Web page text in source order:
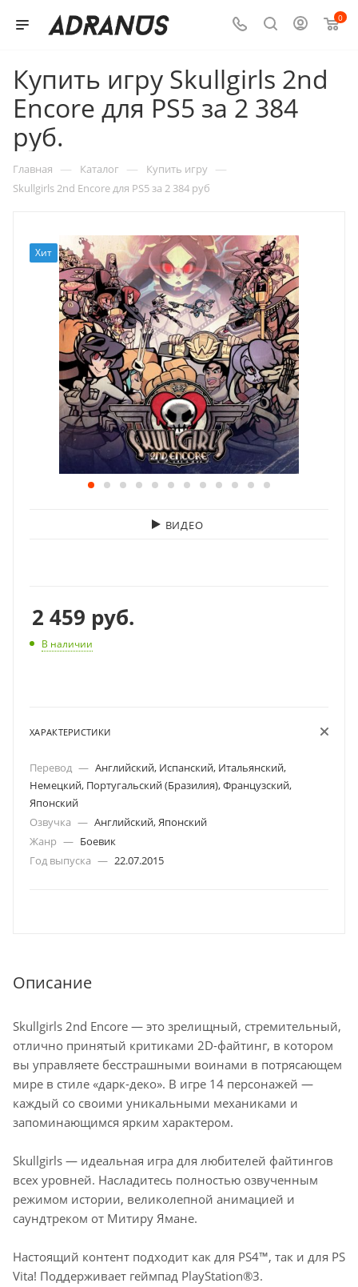
0
Купить игру Skullgirls 2nd
Encore для PS5 за 2 384
руб.
Главная — Каталог — Купить игру —
Skullgirls 2nd Encore для PS5 за 2 384 руб
Хит
ВИДЕО
2 459 руб.
В наличии
ХАРАКТЕРИСТИКИ
Перевод — Английский, Испанский, Итальянский,
Немецкий, Португальский (Бразилия), Французский,
Японский
Озвучка — Английский, Японский
Жанр — Боевик
Год выпуска — 22.07.2015
Описание
Skullgirls 2nd Encore — это зрелищный, стремительный,
отлично принятый критиками 2D-файтинг, в котором
вы управляете бесстрашными воинами в потрясающем
мире в стиле «дарк-деко». В игре 14 персонажей —
каждый со своими уникальными механиками и
запоминающимся ярким характером.
Skullgirls — идеальная игра для любителей файтингов
всех уровней. Насладитесь полностью озвученным
режимом истории, великолепной анимацией и
саундтреком от Митиру Ямане.
Настоящий контент подходит как для PS4™, так и для PS
Vita! Поддерживает геймпад PlayStation®3.